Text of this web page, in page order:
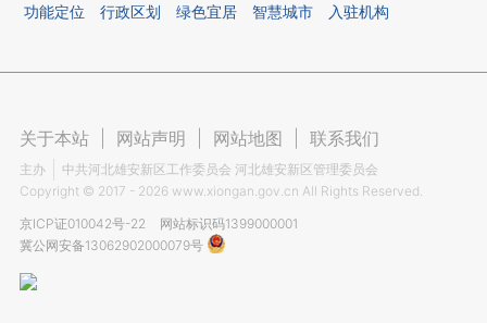
功能定位 行政区划 绿色宜居 智慧城市 入驻机构
关于本站 网站声明 网站地图 联系我们
主办
中共河北雄安新区工作委员会 河北雄安新区管理委员会
Copyright © 2017 - 2026 www.xiongan.gov.cn All Rights Reserved.
京ICP证010042号-22
网站标识码1399000001
冀公网安备13062902000079号